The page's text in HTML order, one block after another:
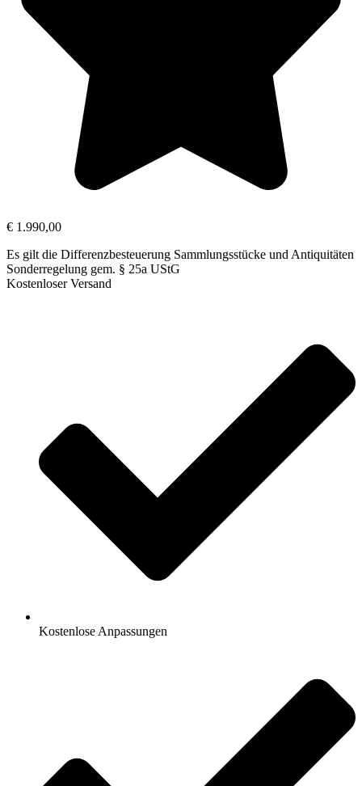
€ 1.990,00
Es gilt die Differenzbesteuerung Sammlungsstücke und Antiquitäten
Sonderregelung gem. § 25a UStG
Kostenloser Versand
Kostenlose Anpassungen